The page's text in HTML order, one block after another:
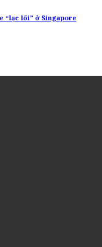
“lạc lối” ở Singapore